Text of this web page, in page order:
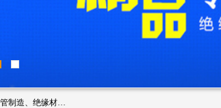
常州市国枫绝缘材料有限公司成立于2012年，注册地位于常州市金坛区直溪镇，经营范围包括绝缘套管制造、绝缘材料的销售；专业生产各种：黄腊管、自熄管、硅胶管、定纹管，厂价直销。